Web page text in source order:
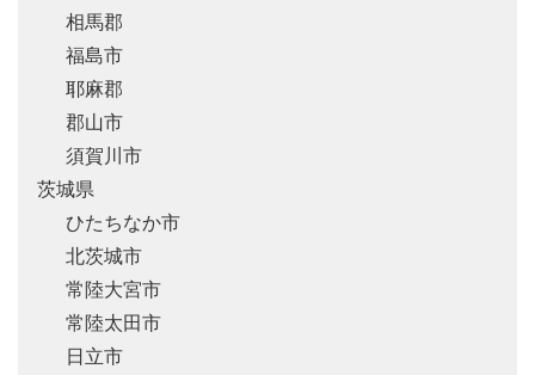
相馬郡
福島市
耶麻郡
郡山市
須賀川市
茨城県
ひたちなか市
北茨城市
常陸大宮市
常陸太田市
日立市